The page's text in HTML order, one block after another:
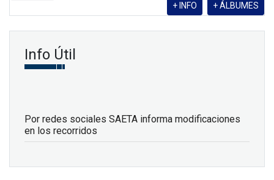
+ ÁLBUMES
+ INFO
Info Útil
Por redes sociales SAETA informa modificaciones
en los recorridos